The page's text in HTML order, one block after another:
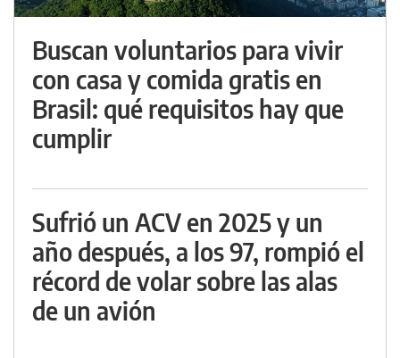
Buscan voluntarios para vivir
con casa y comida gratis en
Brasil: qué requisitos hay que
cumplir
Sufrió un ACV en 2025 y un
año después, a los 97, rompió el
récord de volar sobre las alas
de un avión